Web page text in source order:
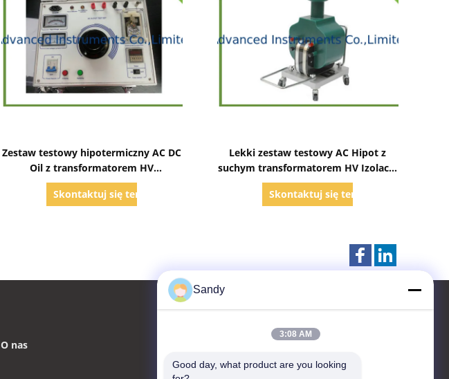
Zestaw testowy hipotermiczny AC DC
Oil z transformatorem HV
wypełnionym olejem izolacyjnym
Skontaktuj się teraz
Lekki zestaw testowy AC Hipot z
suchym transformatorem HV Izolacja
żywicą epoksydową
Skontaktuj się teraz
O nas Skontaktuj się z nami
Sandy
3:08 AM
Good day, what product are you looking